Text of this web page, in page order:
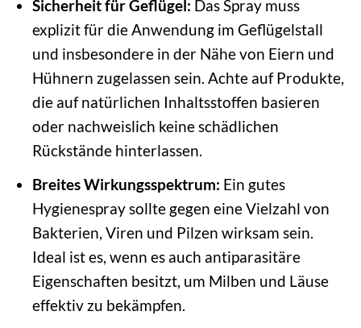
Sicherheit für Geflügel: Das Spray muss
explizit für die Anwendung im Geflügelstall
und insbesondere in der Nähe von Eiern und
Hühnern zugelassen sein. Achte auf Produkte,
die auf natürlichen Inhaltsstoffen basieren
oder nachweislich keine schädlichen
Rückstände hinterlassen.
Breites Wirkungsspektrum: Ein gutes
Hygienespray sollte gegen eine Vielzahl von
Bakterien, Viren und Pilzen wirksam sein.
Ideal ist es, wenn es auch antiparasitäre
Eigenschaften besitzt, um Milben und Läuse
effektiv zu bekämpfen.